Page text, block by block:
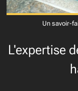
Un savoir-
L'expertise